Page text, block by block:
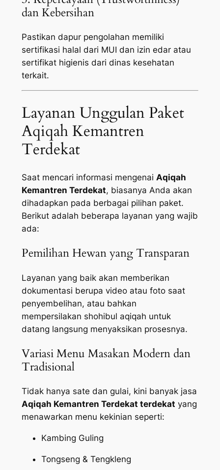
dan Kebersihan
Pastikan dapur pengolahan memiliki
sertifikasi halal dari MUI dan izin edar atau
sertifikat higienis dari dinas kesehatan
terkait.
Layanan Unggulan Paket
Aqiqah Kemantren
Terdekat
Saat mencari informasi mengenai Aqiqah
Kemantren Terdekat, biasanya Anda akan
dihadapkan pada berbagai pilihan paket.
Berikut adalah beberapa layanan yang wajib
ada:
Pemilihan Hewan yang Transparan
Layanan yang baik akan memberikan
dokumentasi berupa video atau foto saat
penyembelihan, atau bahkan
mempersilakan shohibul aqiqah untuk
datang langsung menyaksikan prosesnya.
Variasi Menu Masakan Modern dan
Tradisional
Tidak hanya sate dan gulai, kini banyak jasa
Aqiqah Kemantren Terdekat terdekat yang
menawarkan menu kekinian seperti:
Kambing Guling
Tongseng & Tengkleng